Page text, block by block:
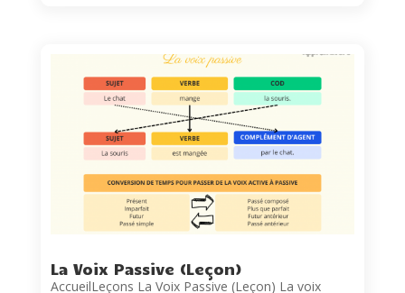
La Voix Passive (Leçon)
AccueilLeçons La Voix Passive (Leçon) La voix